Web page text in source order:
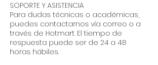
SOPORTE Y ASISTENCIA
Para dudas técnicas o académicas,
puedes contactarnos vía correo o a
través de Hotmart. El tiempo de
respuesta puede ser de 24 a 48
horas hábiles.